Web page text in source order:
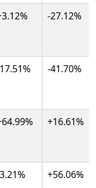
-27.12%
-41.70%
+16.61%
+56.06%